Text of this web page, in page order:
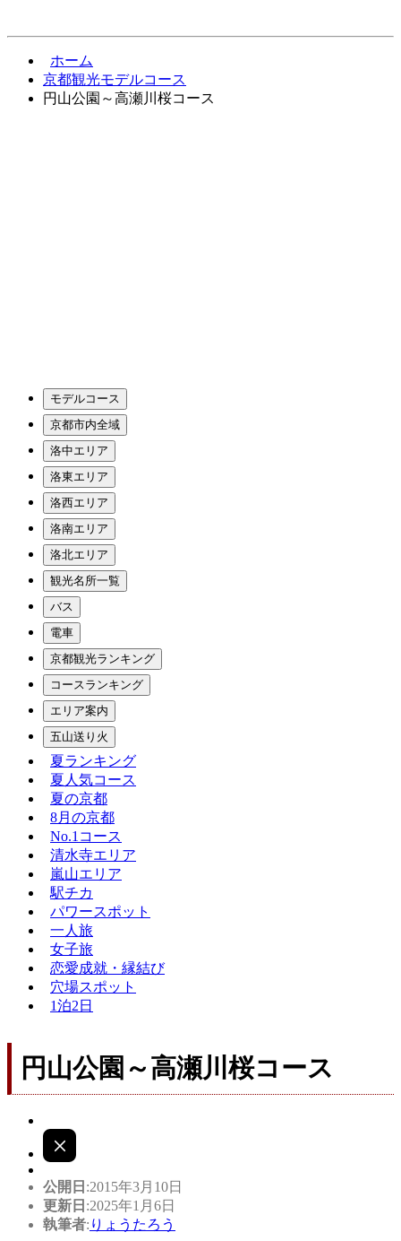
ホーム
京都観光モデルコース
円山公園～高瀬川桜コース
モデルコース
京都市内全域
洛中エリア
洛東エリア
洛西エリア
洛南エリア
洛北エリア
観光名所一覧
バス
電車
京都観光ランキング
コースランキング
エリア案内
五山送り火
夏ランキング
夏人気コース
夏の京都
8月の京都
No.1コース
清水寺エリア
嵐山エリア
駅チカ
パワースポット
一人旅
女子旅
恋愛成就・縁結び
穴場スポット
1泊2日
円山公園～高瀬川桜コース
公開日 :2015年3月10日
更新日 :2025年1月6日
執筆者: りょうたろう